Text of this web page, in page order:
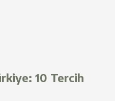
10 Tercih